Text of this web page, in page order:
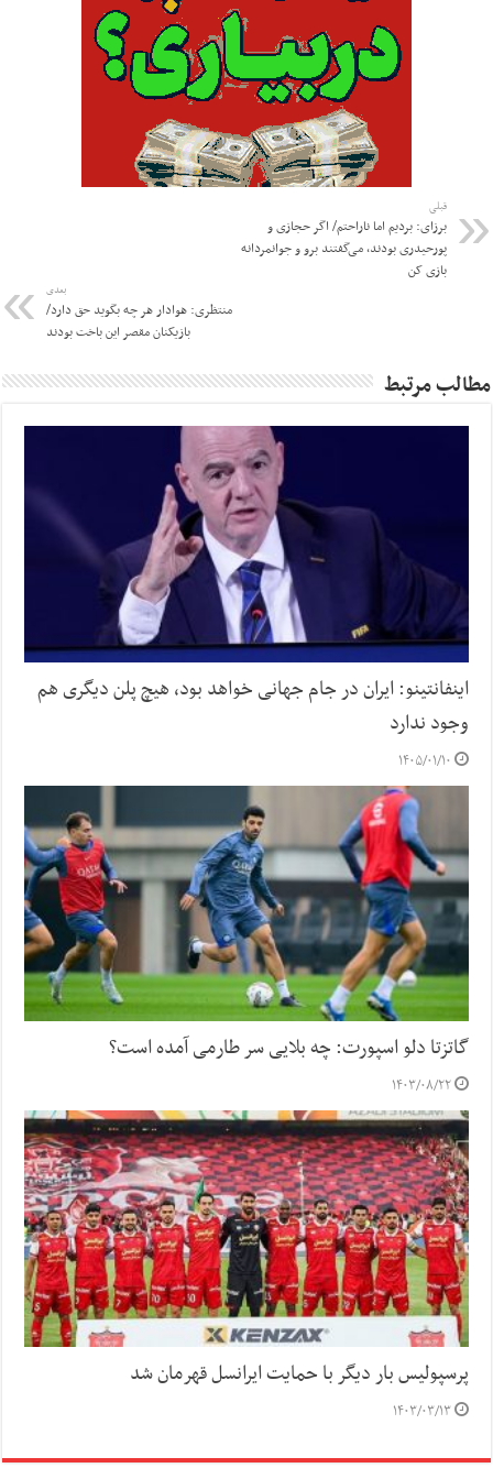
قبلی
برزای: بردیم اما ناراحتم/ اگر حجازی و
پورحیدری بودند، می‌گفتند برو و جوانمردانه
بازی کن
بعدی
منتظری: هوادار هر چه بگوید حق دارد/
بازیکنان مقصر این باخت بودند
مطالب مرتبط
اینفانتینو: ایران در جام جهانی خواهد بود، هیچ پلن دیگری هم
وجود ندارد
۱۴۰۵/۰۱/۱۰
گاتزتا دلو اسپورت: چه بلایی سر طارمی آمده است؟
۱۴۰۳/۰۸/۲۲
پرسپولیس بار دیگر با حمایت ایرانسل قهرمان شد
۱۴۰۳/۰۳/۱۳